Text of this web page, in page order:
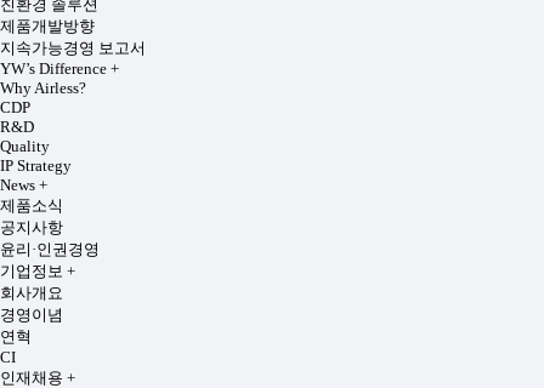
친환경 솔루션
제품개발방향
지속가능경영 보고서
YW’s Difference +
Why Airless?
CDP
R&D
Quality
IP Strategy
News +
제품소식
공지사항
윤리·인권경영
기업정보 +
회사개요
경영이념
연혁
CI
인재채용 +